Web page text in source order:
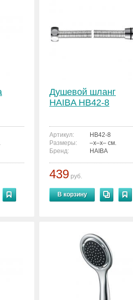
Душевой шланг
HAIBA HB42-8
Артикул:
HB42-8
Размеры:
–x–x– см.
Бренд:
HAIBA
439 руб.
В корзину